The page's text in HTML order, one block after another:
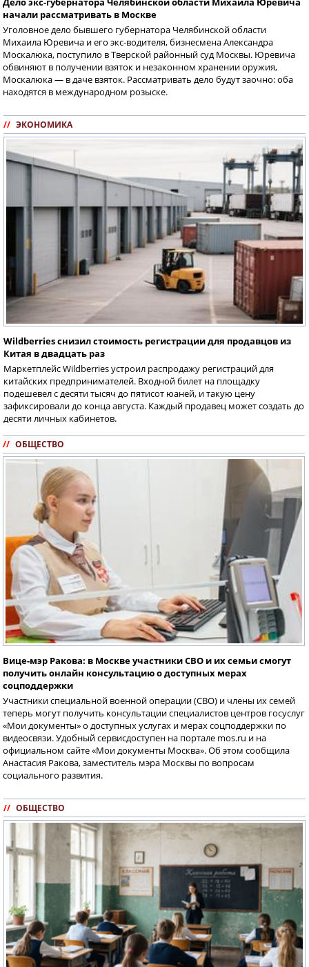
начали рассматривать в Москве
Уголовное дело бывшего губернатора Челябинской области
Михаила Юревича и его экс-водителя, бизнесмена Александра
Москалюка, поступило в Тверской районный суд Москвы. Юревича
обвиняют в получении взяток и незаконном хранении оружия,
Москалюка — в даче взяток. Рассматривать дело будут заочно: оба
находятся в международном розыске.
// ЭКОНОМИКА
Wildberries снизил стоимость регистрации для продавцов из
Китая в двадцать раз
Маркетплейс Wildberries устроил распродажу регистраций для
китайских предпринимателей. Входной билет на площадку
подешевел с десяти тысяч до пятисот юаней, и такую цену
зафиксировали до конца августа. Каждый продавец может создать до
десяти личных кабинетов.
// ОБЩЕСТВО
Вице-мэр Ракова: в Москве участники СВО и их семьи смогут
получить онлайн консультацию о доступных мерах
соцподдержки
Участники специальной военной операции (СВО) и члены их семей
теперь могут получить консультации специалистов центров госуслуг
«Мои документы» о доступных услугах и мерах соцподдержки по
видеосвязи. Удобный сервисдоступен на портале mos.ru и на
официальном сайте «Мои документы Москва». Об этом сообщила
Анастасия Ракова, заместитель мэра Москвы по вопросам
социального развития.
// ОБЩЕСТВО